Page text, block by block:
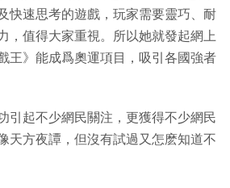
快速思考的遊戲，玩家需要靈巧、耐
，值得大家重視。所以她就發起網上
王》能成爲奧運項目，吸引各國強者
引起不少網民關注，更獲得不少網民
天方夜譚，但沒有試過又怎麽知道不